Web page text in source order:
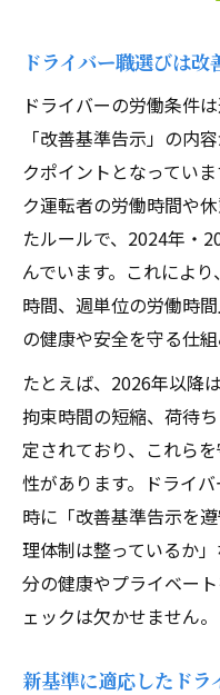
ドライバー職選びは
ドライバーの労働条件
「改善基準告示」の内
クポイントとなってい
ク運転者の労働時間や
たルールで、2024年・
んでいます。これによ
時間、週単位の労働時
の健康や安全を守る仕
たとえば、2026年以降
拘束時間の短縮、荷待
定されており、これら
性があります。ドライ
時に「改善基準告示を
理体制は整っているか
分の健康やプライベー
ェックは欠かせません。
新基準に適応したド